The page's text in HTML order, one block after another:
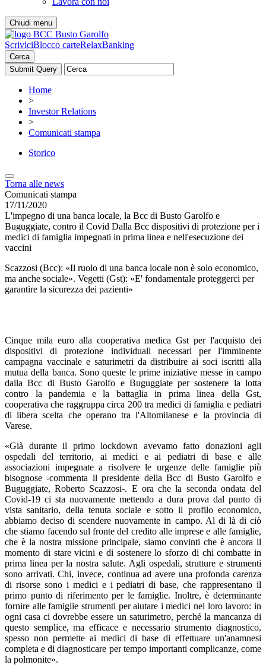
Chiudi menu
ScriviciBlocco carteRelaxBanking
Cerca
Home
>
Investor Relations
>
Comunicati stampa
Storico
Torna alle news
Comunicati stampa
17/11/2020
L'impegno di una banca locale, la Bcc di Busto Garolfo e
Buguggiate, contro il Covid Dalla Bcc dispositivi di protezione per i
medici di famiglia impegnati in prima linea e nell'esecuzione dei
vaccini
Scazzosi (Bcc): «Il ruolo di una banca locale non è solo economico,
ma anche sociale». Vegetti (Gst): «E' fondamentale proteggerci per
garantire la sicurezza dei pazienti»
Cinque mila euro alla cooperativa medica Gst per l'acquisto dei
dispositivi di protezione individuali necessari per l'imminente
campagna vaccinale e saturimetri da distribuire ai soci iscritti alla
mutua della banca. Sono queste le prime iniziative messe in campo
dalla Bcc di Busto Garolfo e Buguggiate per sostenere la lotta
contro la pandemia e la battaglia in prima linea della Gst,
cooperativa che raggruppa circa 200 tra medici di famiglia e pediatri
di libera scelta che operano tra l'Altomilanese e la provincia di
Varese.
«Già durante il primo lockdown avevamo fatto donazioni agli
ospedali del territorio, ai medici e ai pediatri di base e alle
associazioni impegnate a risolvere le urgenze delle famiglie più
bisognose -commenta il presidente della Bcc di Busto Garolfo e
Buguggiate, Roberto Scazzosi-. E ora che la seconda ondata del
Covid-19 ci sta nuovamente mettendo a dura prova dal punto di
vista sanitario, della tenuta sociale e sotto il profilo economico,
abbiamo deciso di scendere nuovamente in campo. Al di là di ciò
che stiamo facendo sul fronte del credito alle imprese e alle famiglie,
che è la nostra missione principale, siamo convinti che è ancora il
momento di stare vicini e di sostenere lo sforzo di chi combatte in
prima linea per la nostra salute. Agli ospedali, strutture e strumenti
sono arrivati. Chi, invece, continua ad avere una profonda carenza
di risorse sono i medici e i pediatri di base, che rappresentano il
primo punto di riferimento per le famiglie. Inoltre, è determinante
fornire alle famiglie strumenti per aiutare i medici nel loro lavoro: in
ogni casa ci dovrebbe essere un saturimetro, perché la mancanza di
questo semplice, ma efficace e necessario strumento diagnostico,
spesso non permette ai medici di base di effettuare un'anamnesi
completa e di diagnosticare per tempo importanti complicanze, come
la polmonite».